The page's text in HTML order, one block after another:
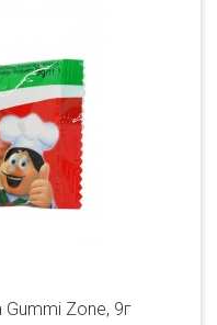
Zone, 9г